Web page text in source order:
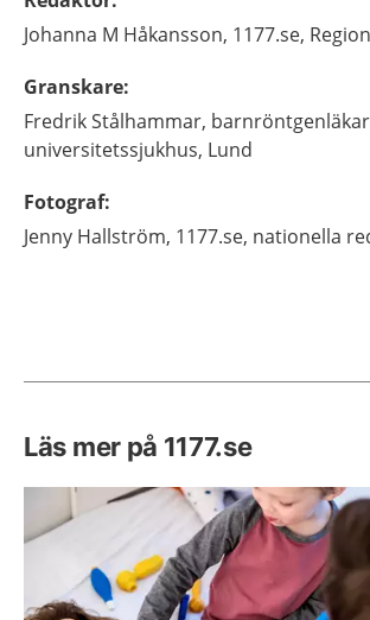
Johanna M Håkansson, 1177.se,
Granskare:
FredrikStålhammar,
universitetssjukhus, Lund
Fotograf:
Jenny Hallström, 1177.se, nationella
Läs mer på 1177.se